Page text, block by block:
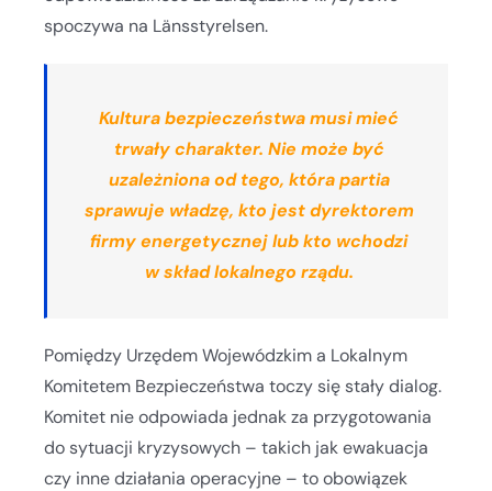
spoczywa na Länsstyrelsen.
Kultura bezpieczeństwa musi mieć
trwały charakter. Nie może być
uzależniona od tego, która partia
sprawuje władzę, kto jest dyrektorem
firmy energetycznej lub kto wchodzi
w skład lokalnego rządu.
Pomiędzy Urzędem Wojewódzkim a Lokalnym
Komitetem Bezpieczeństwa toczy się stały dialog.
Komitet nie odpowiada jednak za przygotowania
do sytuacji kryzysowych – takich jak ewakuacja
czy inne działania operacyjne – to obowiązek